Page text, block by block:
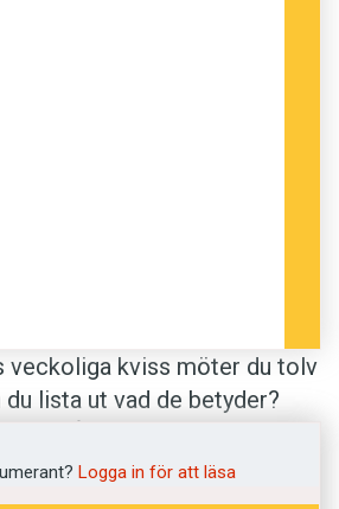
veckoliga kviss möter du tolv
du lista ut vad de betyder?
hämtar vi från
ordlista.
Logga in för att läsa